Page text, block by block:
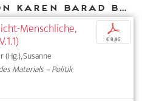
Weitere Texte von Karen Barad bei DIAPHANES
Menschliche,
Susanne
Materials – Politik
p
€ 9,95